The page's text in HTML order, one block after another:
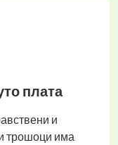
плата
и
трошоци има